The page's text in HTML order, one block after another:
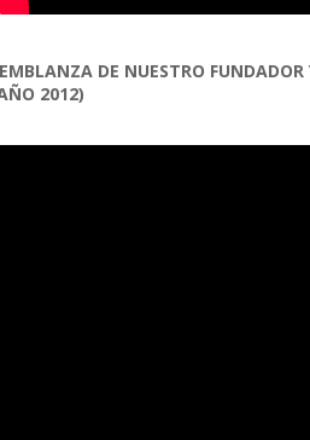
DE NUESTRO FUNDADOR
2012)